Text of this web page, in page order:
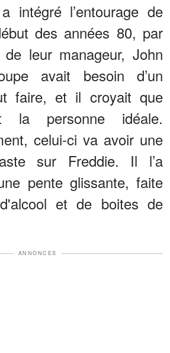
intégré l’entourage de
des années 80, par
de leur manageur, John
avait besoin d’un
faire, et il croyait que
la personne idéale.
celui-ci va avoir une
sur Freddie. Il l’a
pente glissante, faite
et de boites de
ANNONCES